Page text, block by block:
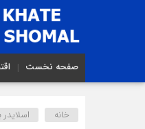
صفحه نخست
خانه اسلایدر